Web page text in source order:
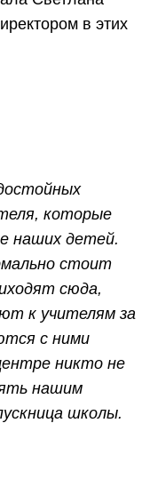
в этих
которые
наших детей.
стоит
сюда,
к учителям за
с ними
никто не
нашим
школы.